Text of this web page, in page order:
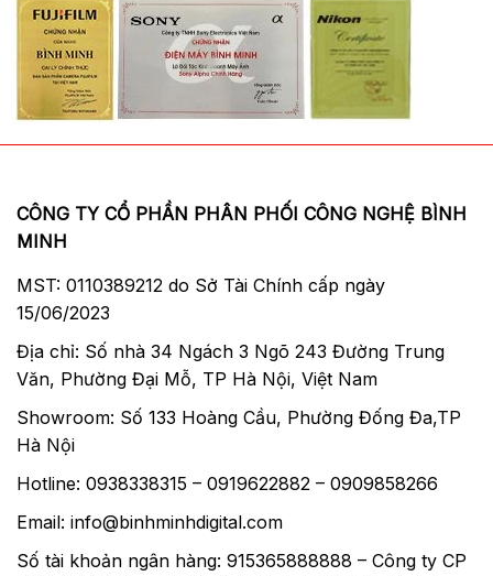
CÔNG TY CỔ PHẦN PHÂN PHỐI CÔNG NGHỆ BÌNH
MINH
MST: 0110389212 do Sở Tài Chính cấp ngày
15/06/2023
Địa chỉ: Số nhà 34 Ngách 3 Ngõ 243 Đường Trung
Văn, Phường Đại Mỗ, TP Hà Nội, Việt Nam
Showroom: Số 133 Hoàng Cầu, Phường Đống Đa,TP
Hà Nội
Hotline: 0938338315 – 0919622882 – 0909858266
Email: info@binhminhdigital.com
Số tài khoản ngân hàng: 915365888888 – Công ty CP